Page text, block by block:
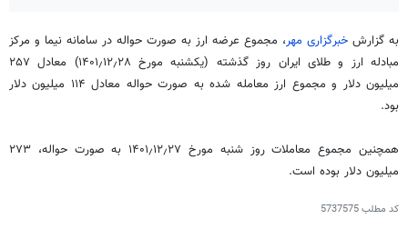
به گزارش خبرگزاری مهر، مجموع عرضه ارز به صورت حواله در سامانه نیما و مرکز
مبادله ارز و طلای ایران روز گذشته (یکشنبه مورخ ۱۴۰۱٫۱۲٫۲۸) معادل ۲۵۷
میلیون دلار و مجموع ارز معامله شده به صورت حواله معادل ۱۱۴ میلیون دلار
بود.
همچنین مجموع معاملات روز شنبه مورخ ۱۴۰۱٫۱۲٫۲۷ به صورت حواله، ۲۷۳
میلیون دلار بوده است.
کد مطلب5737575